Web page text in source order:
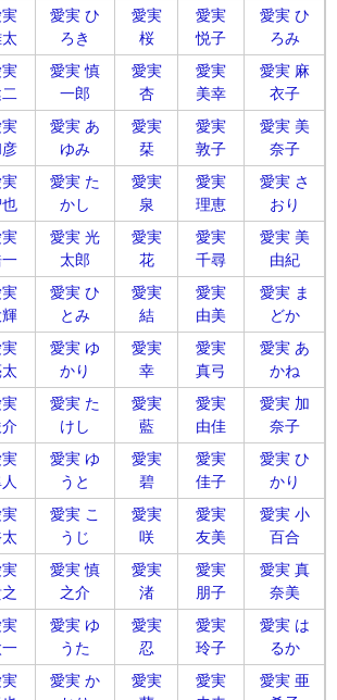
愛実 ひ
ろき
愛実
桜
愛実
悦子
愛実 ひ
ろみ
愛実 慎
一郎
愛実
杏
愛実
美幸
愛実 麻
衣子
愛実 あ
ゆみ
愛実
栞
愛実
敦子
愛実 美
奈子
愛実 た
かし
愛実
泉
愛実
理恵
愛実 さ
おり
愛実 光
太郎
愛実
花
愛実
千尋
愛実 美
由紀
愛実 ひ
とみ
愛実
結
愛実
由美
愛実 ま
どか
愛実 ゆ
かり
愛実
幸
愛実
真弓
愛実 あ
かね
愛実 た
けし
愛実
藍
愛実
由佳
愛実 加
奈子
愛実 ゆ
うと
愛実
碧
愛実
佳子
愛実 ひ
かり
愛実 こ
うじ
愛実
咲
愛実
友美
愛実 小
百合
愛実 慎
之介
愛実
渚
愛実
朋子
愛実 真
奈美
愛実 ゆ
うた
愛実
忍
愛実
玲子
愛実 は
るか
愛実 か
愛実
愛実
愛実 亜